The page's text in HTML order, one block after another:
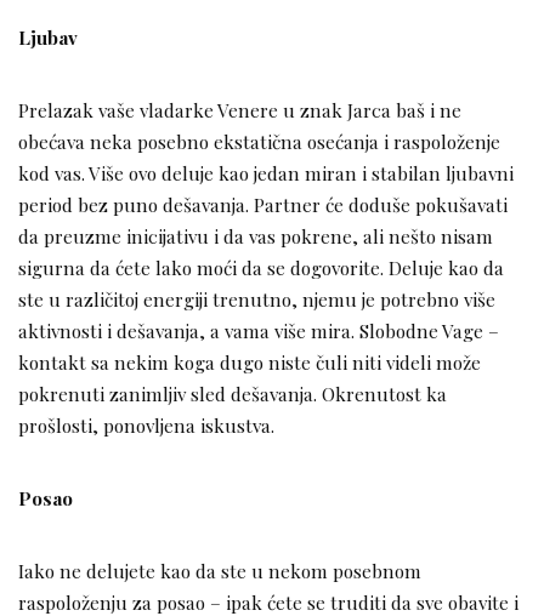
Ljubav
Prelazak vaše vladarke Venere u znak Jarca baš i ne
obećava neka posebno ekstatična osećanja i raspoloženje
kod vas. Više ovo deluje kao jedan miran i stabilan ljubavni
period bez puno dešavanja. Partner će doduše pokušavati
da preuzme inicijativu i da vas pokrene, ali nešto nisam
sigurna da ćete lako moći da se dogovorite. Deluje kao da
ste u različitoj energiji trenutno, njemu je potrebno više
aktivnosti i dešavanja, a vama više mira. Slobodne Vage –
kontakt sa nekim koga dugo niste čuli niti videli može
pokrenuti zanimljiv sled dešavanja. Okrenutost ka
prošlosti, ponovljena iskustva.
Posao
Iako ne delujete kao da ste u nekom posebnom
raspoloženju za posao – ipak ćete se truditi da sve obavite i